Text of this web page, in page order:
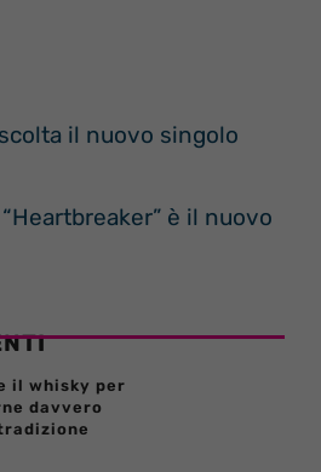
il nuovo singolo
è il nuovo
il whisky per
davvero